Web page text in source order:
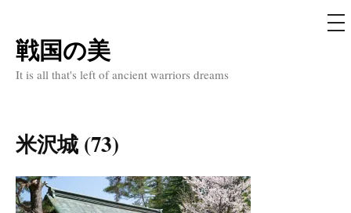
コ
ン
ツ
へ
ス
キ
戦国の美
It is all that's left of ancient warriors dreams
メ
ニ
米沢城 (73)